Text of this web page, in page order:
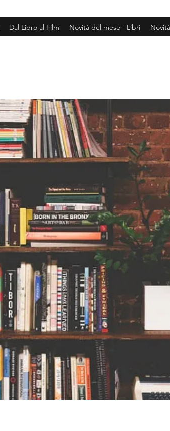
Novità del mese - Libri
Dal Libro al Film